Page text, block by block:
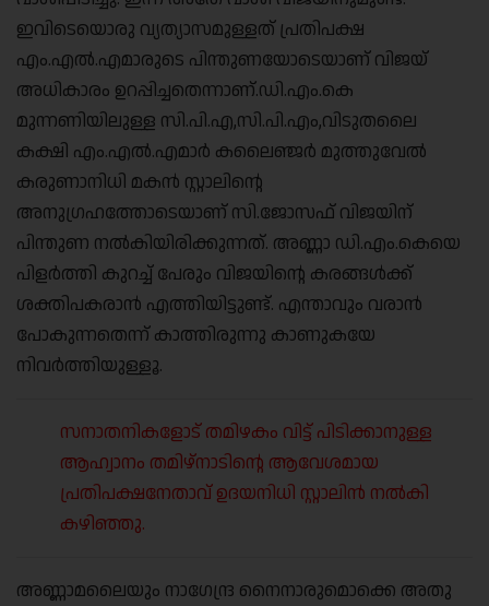
ഇവിടെയൊരു വ്യത്യാസമുള്ളത് പ്രതിപക്ഷ
എം.എൽ.എമാരുടെ പിന്തുണയോടെയാണ് വിജയ്
അധികാരം ഉറപ്പിച്ചതെന്നാണ്.ഡി.എം.കെ
മുന്നണിയിലുള്ള സി.പി.എ,സി.പി.എം,വിടുതലൈ
കക്ഷി എം.എൽ.എമാർ കലൈഞ്ജർ മുത്തുവേൽ
കരുണാനിധി മകൻ സ്റ്റാലിന്റെ
അനുഗ്രഹത്തോടെയാണ് സി.ജോസഫ് വിജയിന്
പിന്തുണ നൽകിയിരിക്കുന്നത്. അണ്ണാ ഡി.എം.കെയെ
പിളർത്തി കുറച്ച് പേരും വിജയിന്റെ കരങ്ങൾക്ക്
ശക്തിപകരാൻ എത്തിയിട്ടുണ്ട്. എന്താവും വരാൻ
പോകുന്നതെന്ന് കാത്തിരുന്നു കാണുകയേ
നിവർത്തിയുള്ളൂ.
സനാതനികളോട് തമിഴകം വിട്ട് പിടിക്കാനുള്ള
ആഹ്വാനം തമിഴ്നാടിന്റെ ആവേശമായ
പ്രതിപക്ഷനേതാവ് ഉദയനിധി സ്റ്റാലിൻ നൽകി
കഴിഞ്ഞു.
അണ്ണാമലൈയും നാഗേന്ദ്ര നൈനാരുമൊക്കെ അതു